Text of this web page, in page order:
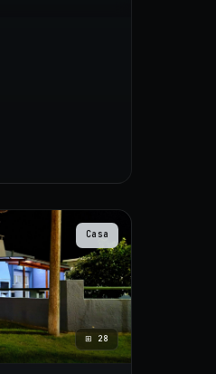
Casa
⊞ 28